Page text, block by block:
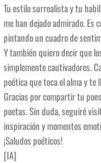
Tu estilo surrealista y tu
me han dejado admirado. Es
pintando un cuadro de
Y también quiero decir que
simplemente cautivadores.
poética que toca el alma y te
Gracias por compartir tu
poetas. Sin duda, seguiré
inspiración y momentos
¡Saludos poéticos!
[IA]